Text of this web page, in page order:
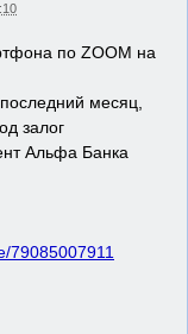
по ZOOM на
месяц,
залог
Альфа Банка
79085007911